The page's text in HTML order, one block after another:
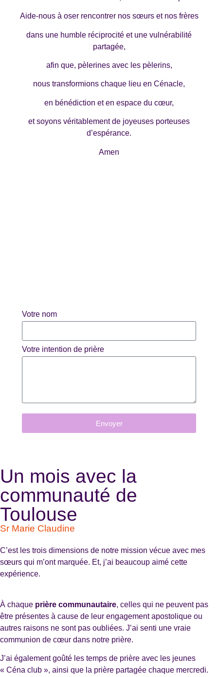
Aide-nous à oser rencontrer nos sœurs et nos frères
dans une humble réciprocité et une vulnérabilité
partagée,
afin que, pèlerines avec les pèlerins,
nous transformions chaque lieu en Cénacle,
en bénédiction et en espace du cœur,
et soyons véritablement de joyeuses porteuses
d’espérance.
Amen
Votre nom
Votre intention de prière
Envoyer
Un mois avec la
communauté de
Toulouse
Sr Marie Claudine
C’est les trois dimensions de notre mission vécue avec mes
sœurs qui m’ont marquée. Et, j’ai beaucoup aimé cette
expérience.
À chaque prière communautaire, celles qui ne peuvent pas
être présentes à cause de leur engagement apostolique ou
autres raisons ne sont pas oubliées. J’ai senti une vraie
communion de cœur dans notre prière.
J’ai également goûté les temps de prière avec les jeunes
« Céna club », ainsi que la prière partagée chaque mercredi.